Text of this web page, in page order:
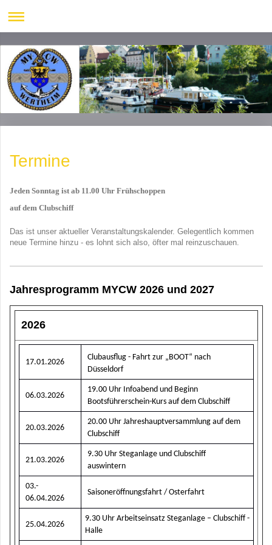
Termine
Jeden Sonntag ist ab 11.00 Uhr Frühschoppen
auf dem Clubschiff
Das ist unser aktueller Veranstaltungskalender. Gelegentlich kommen
neue Termine hinzu - es lohnt sich also, öfter mal reinzuschauen.
Jahresprogramm MYCW 2026 und 2027
2026
17.01.2026
Clubausflug - Fahrt zur „BOOT“ nach
Düsseldorf
06.03.2026
19.00 Uhr Infoabend und Beginn
Bootsführerschein-Kurs auf dem Clubschiff
20.03.2026
20.00 Uhr Jahreshauptversammlung auf dem
Clubschiff
21.03.2026
9.30 Uhr Steganlage und Clubschiff
auswintern
03.-
06.04.2026
Saisoneröffnungsfahrt / Osterfahrt
25.04.2026
9.30 Uhr Arbeitseinsatz Steganlage – Clubschiff -
Halle